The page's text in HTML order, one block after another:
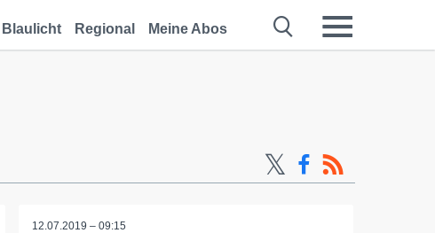
Blaulicht Regional Meine Abos
12.07.2019 – 09:15